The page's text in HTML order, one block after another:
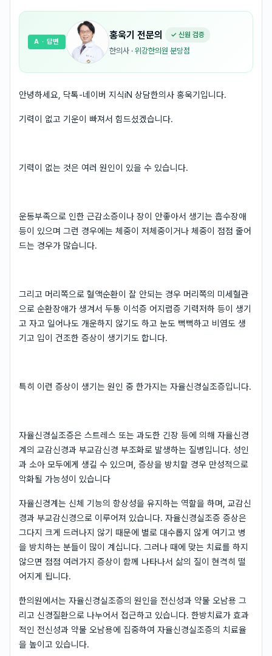
홍욱기 전문의 ✓ 신원 검증
한의사 · 위강한의원 분당점
A · 답변
안녕하세요, 닥톡-네이버 지식iN 상담한의사 홍욱기입니다.
기력이 없고 기운이 빠져서 힘드셨겠습니다.
기력이 없는 것은 여러 원인이 있을 수 있습니다.
운동부족으로 인한 근감소증이나 장이 안좋아서 생기는 흡수장애
등이 있으며 그런 경우에는 체중이 저체중이거나 체중이 점점 줄어
드는 경우가 많습니다.
그리고 머리쪽으로 혈액순환이 잘 안되는 경우 머리쪽의 미세혈관
으로 순환장애가 생겨서 두통 이석증 어지럼증 기력저하 등이 생기
고 자고 일어나도 개운하지 않기도 하고 눈도 뻑뻑하고 비염도 생
기고 입이 건조한 증상이 생기기도 합니다.
특히 이런 증상이 생기는 원인 중 한가지는 자율신경실조증입니다.
자율신경실조증은 스트레스 또는 과도한 긴장 등에 의해 자율신경
계의 교감신경과 부교감신경 부조화로 발생하는 질병입니다. 성인
과 소아 모두에게 생길 수 있으며, 증상을 방치할 경우 만성적으로
악화될 가능성이 있습니다
자율신경계는 신체 기능의 항상성을 유지하는 역할을 하며, 교감신
경과 부교감신경으로 이루어져 있습니다. 자율신경실조증 증상은
그다지 크게 드러나지 않기 때문에 별로 대수롭지 않게 여기고 병
을 방치하는 분들이 많이 계십니다. 그러나 때에 맞는 치료를 하지
않으면 점점 여러가지 증상이 함께 나타나서 삶의 질이 현격히 떨
어지게 됩니다.
한의원에서는 자율신경실조증의 원인을 전신성과 약물 오남용 그
리고 신경질환으로 나누어서 접근하고 있습니다. 한방치료가 효과
적인 전신성과 약물 오남용에 집중하여 자율신경실조증의 치료율
을 높이고 있습니다.